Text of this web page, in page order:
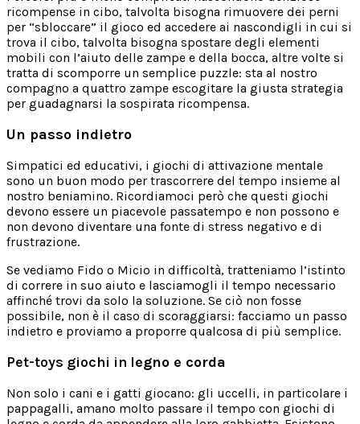
ricompense in cibo, talvolta bisogna rimuovere dei perni
per “sbloccare” il gioco ed accedere ai nascondigli in cui si
trova il cibo, talvolta bisogna spostare degli elementi
mobili con l’aiuto delle zampe e della bocca, altre volte si
tratta di scomporre un semplice puzzle: sta al nostro
compagno a quattro zampe escogitare la giusta strategia
per guadagnarsi la sospirata ricompensa.
Un passo indietro
Simpatici ed educativi, i giochi di attivazione mentale
sono un buon modo per trascorrere del tempo insieme al
nostro beniamino. Ricordiamoci però che questi giochi
devono essere un piacevole passatempo e non possono e
non devono diventare una fonte di stress negativo e di
frustrazione.
Se vediamo Fido o Micio in difficoltà, tratteniamo l’istinto
di correre in suo aiuto e lasciamogli il tempo necessario
affinché trovi da solo la soluzione. Se ciò non fosse
possibile, non è il caso di scoraggiarsi: facciamo un passo
indietro e proviamo a proporre qualcosa di più semplice.
Pet-toys giochi in legno e corda
Non solo i cani e i gatti giocano: gli uccelli, in particolare i
pappagalli, amano molto passare il tempo con giochi di